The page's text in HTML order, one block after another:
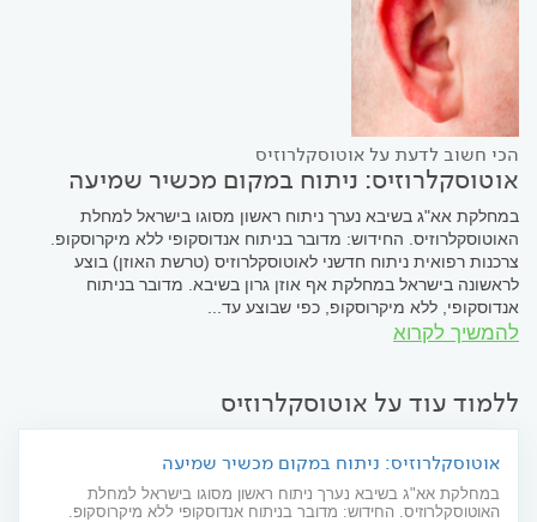
הכי חשוב לדעת על אוטוסקלרוזיס
אוטוסקלרוזיס: ניתוח במקום מכשיר שמיעה
במחלקת אא"ג בשיבא נערך ניתוח ראשון מסוגו בישראל למחלת
האוטוסקלרוזיס. החידוש: מדובר בניתוח אנדוסקופי ללא מיקרוסקופ.
צרכנות רפואית ניתוח חדשני לאוטוסקלרוזיס (טרשת האוזן) בוצע
לראשונה בישראל במחלקת אף אוזן גרון בשיבא. מדובר בניתוח
אנדוסקופי, ללא מיקרוסקופ, כפי שבוצע עד...
להמשיך לקרוא
ללמוד עוד על אוטוסקלרוזיס
אוטוסקלרוזיס: ניתוח במקום מכשיר שמיעה
במחלקת אא"ג בשיבא נערך ניתוח ראשון מסוגו בישראל למחלת
האוטוסקלרוזיס. החידוש: מדובר בניתוח אנדוסקופי ללא מיקרוסקופ.